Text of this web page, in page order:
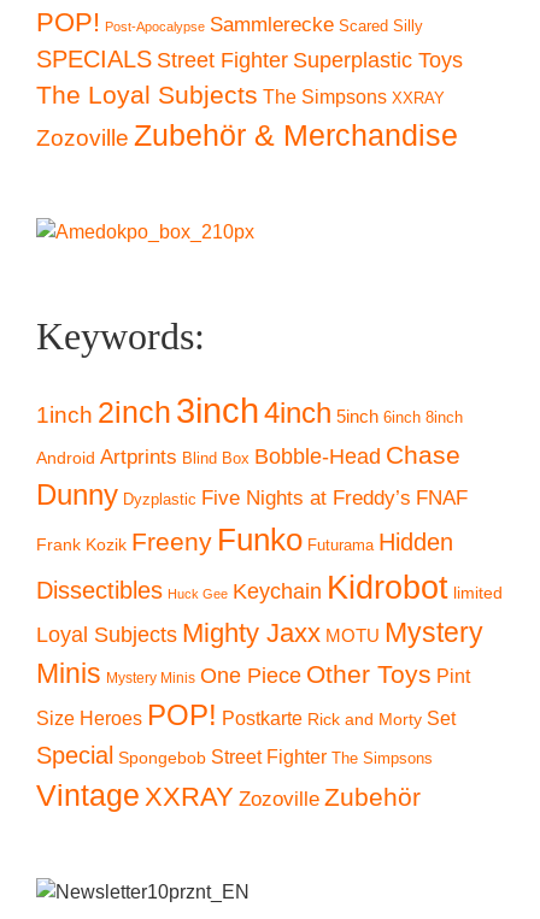
POP! Post-Apocalypse Sammlerecke Scared Silly
SPECIALS Street Fighter Superplastic Toys
The Loyal Subjects The Simpsons XXRAY
Zozoville Zubehör & Merchandise
Keywords:
1inch 2inch 3inch4inch 5inch 6inch 8inch
Android Artprints Blind Box Bobble-Head Chase
Dunny Dyzplastic Five Nights at Freddy’s FNAF
Frank Kozik Freeny Funko Futurama Hidden
Dissectibles Huck Gee Keychain Kidrobot limited
Loyal Subjects Mighty Jaxx MOTU Mystery
Minis Mystery Minis One Piece Other Toys Pint
Size Heroes POP! Postkarte Rick and Morty Set
Special Spongebob Street Fighter The Simpsons
Vintage XXRAY Zozoville Zubehör